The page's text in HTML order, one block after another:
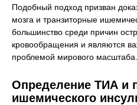
Подобный подход призван
мозга и транзиторные
большинство среди причин
кровообращения и являются
проблемой мирового масштаба.
Определение ТИА и
ишемического